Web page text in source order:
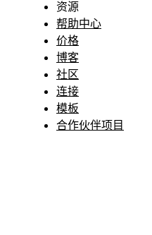
资源
帮助中心
价格
博客
社区
连接
模板
合作伙伴项目